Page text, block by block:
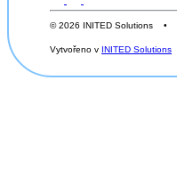
© 2026 INITED Solutions •
Vytvořeno v INITED Solutions